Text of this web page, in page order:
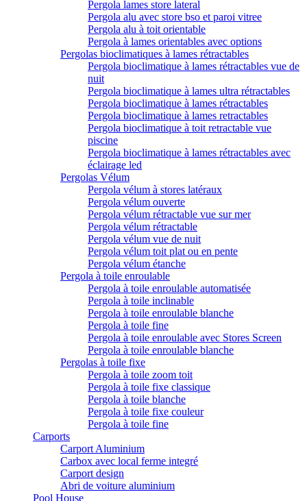
Pergola lames store lateral
Pergola alu avec store bso et paroi vitree
Pergola alu à toit orientable
Pergola à lames orientables avec options
Pergolas bioclimatiques à lames rétractables
Pergola bioclimatique à lames rétractables vue de
nuit
Pergola bioclimatique à lames ultra rétractables
Pergola bioclimatique à lames rétractables
Pergola bioclimatique à lames retractables
Pergola bioclimatique à toit retractable vue
piscine
Pergola bioclimatique à lames rétractables avec
éclairage led
Pergolas Vélum
Pergola vélum à stores latéraux
Pergola vélum ouverte
Pergola vélum rétractable vue sur mer
Pergola vélum rétractable
Pergola vélum vue de nuit
Pergola vélum toit plat ou en pente
Pergola vélum étanche
Pergola à toile enroulable
Pergola à toile enroulable automatisée
Pergola à toile inclinable
Pergola à toile enroulable blanche
Pergola à toile fine
Pergola à toile enroulable avec Stores Screen
Pergola à toile enroulable blanche
Pergolas à toile fixe
Pergola à toile zoom toit
Pergola à toile fixe classique
Pergola à toile blanche
Pergola à toile fixe couleur
Pergola à toile fine
Carports
Carport Aluminium
Carbox avec local ferme integré
Carport design
Abri de voiture aluminium
Pool House